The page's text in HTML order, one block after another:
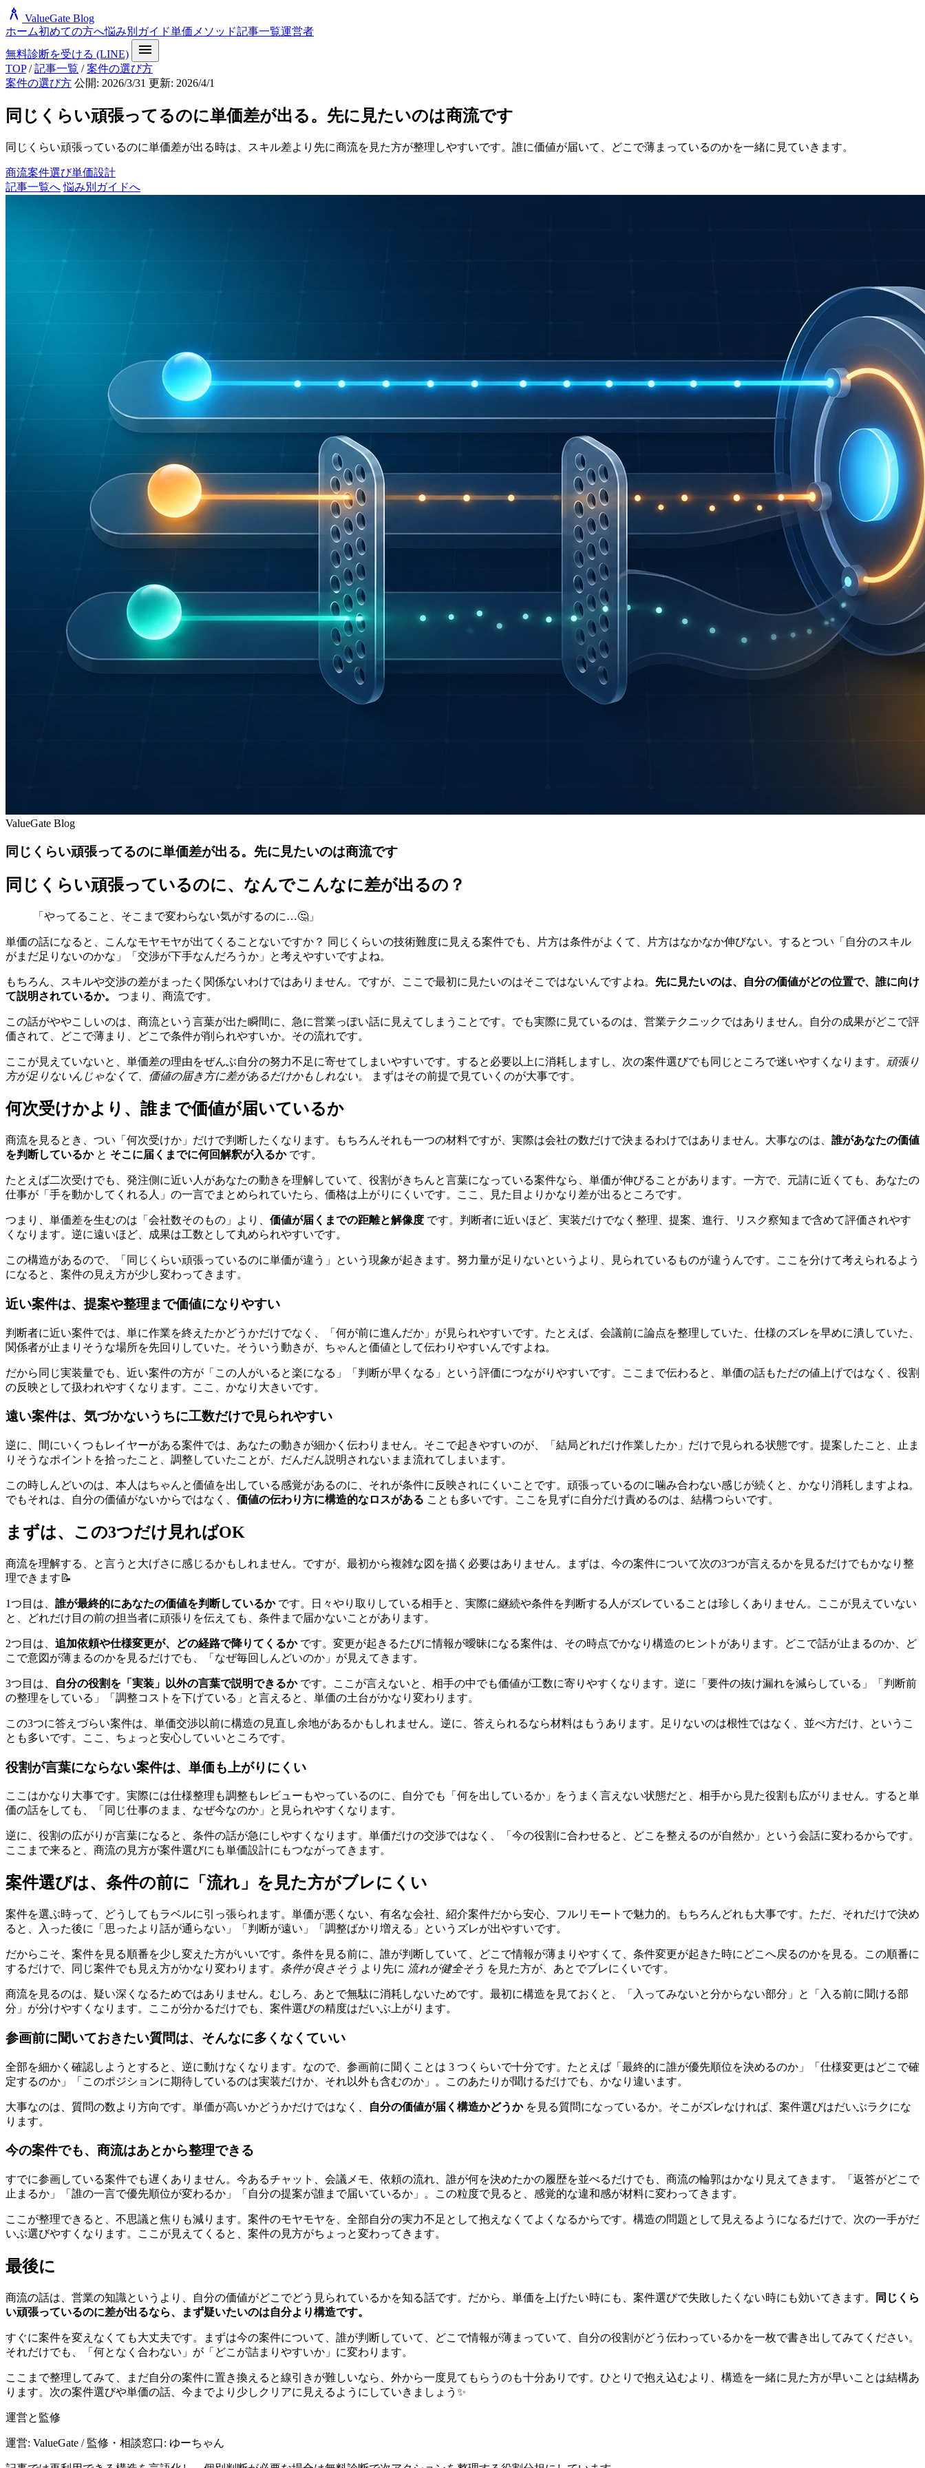
architecture ValueGate Blog
ホーム初めての方へ悩み別ガイド単価メソッド記事一覧運営者
無料診断を受ける (LINE)
menu
TOP / 記事一覧 / 案件の選び方
案件の選び方 公開: 2026/3/31 更新: 2026/4/1
同じくらい頑張ってるのに単価差が出る。先に見たいのは商流です
同じくらい頑張っているのに単価差が出る時は、スキル差より先に商流を見た方が整理しやすいです。誰に価値が届いて、どこで薄まっているのかを一緒に見ていきます。
商流案件選び単価設計
記事一覧へ 悩み別ガイドへ
ValueGate Blog
同じくらい頑張ってるのに単価差が出る。先に見たいのは商流です
同じくらい頑張っているのに、なんでこんなに差が出るの？
「やってること、そこまで変わらない気がするのに…🤔」
単価の話になると、こんなモヤモヤが出てくることないですか？ 同じくらいの技術難度に見える案件でも、片方は条件がよくて、片方はなかなか伸びない。するとつい「自分のスキル
がまだ足りないのかな」「交渉が下手なんだろうか」と考えやすいですよね。
もちろん、スキルや交渉の差がまったく関係ないわけではありません。ですが、ここで最初に見たいのはそこではないんですよね。 先に見たいのは、自分の価値がどの位置で、誰に向け
て説明されているか。
つまり、商流です。
この話がややこしいのは、商流という言葉が出た瞬間に、急に営業っぽい話に見えてしまうことです。でも実際に見ているのは、営業テクニックではありません。自分の成果がどこで評
価されて、どこで薄まり、どこで条件が削られやすいか。その流れです。
ここが見えていないと、単価差の理由をぜんぶ自分の努力不足に寄せてしまいやすいです。すると必要以上に消耗しますし、次の案件選びでも同じところで迷いやすくなります。
頑張り
方が足りないんじゃなくて、価値の届き方に差があるだけかもしれない。
まずはその前提で見ていくのが大事です。
何次受けかより、誰まで価値が届いているか
商流を見るとき、つい「何次受けか」だけで判断したくなります。もちろんそれも一つの材料ですが、実際は会社の数だけで決まるわけではありません。大事なのは、 誰があなたの価値
を判断しているかと そこに届くまでに何回解釈が入るかです。
たとえば二次受けでも、発注側に近い人があなたの動きを理解していて、役割がきちんと言葉になっている案件なら、単価が伸びることがあります。一方で、元請に近くても、あなたの
仕事が「手を動かしてくれる人」の一言でまとめられていたら、価格は上がりにくいです。ここ、見た目よりかなり差が出るところです。
つまり、単価差を生むのは「会社数そのもの」より、 価値が届くまでの距離と解像度 です。判断者に近いほど、実装だけでなく整理、提案、進行、リスク察知まで含めて評価されやす
くなります。逆に遠いほど、成果は工数として丸められやすいです。
この構造があるので、「同じくらい頑張っているのに単価が違う」という現象が起きます。努力量が足りないというより、見られているものが違うんです。ここを分けて考えられるよう
になると、案件の見え方が少し変わってきます。
近い案件は、提案や整理まで価値になりやすい
判断者に近い案件では、単に作業を終えたかどうかだけでなく、「何が前に進んだか」が見られやすいです。たとえば、会議前に論点を整理していた、仕様のズレを早めに潰していた、
関係者が止まりそうな場所を先回りしていた。そういう動きが、ちゃんと価値として伝わりやすいんですよね。
だから同じ実装量でも、近い案件の方が「この人がいると楽になる」「判断が早くなる」という評価につながりやすいです。ここまで伝わると、単価の話もただの値上げではなく、役割
の反映として扱われやすくなります。ここ、かなり大きいです。
遠い案件は、気づかないうちに工数だけで見られやすい
逆に、間にいくつもレイヤーがある案件では、あなたの動きが細かく伝わりません。そこで起きやすいのが、「結局どれだけ作業したか」だけで見られる状態です。提案したこと、止ま
りそうなポイントを拾ったこと、調整していたことが、だんだん説明されないまま流れてしまいます。
この時しんどいのは、本人はちゃんと価値を出している感覚があるのに、それが条件に反映されにくいことです。頑張っているのに噛み合わない感じが続くと、かなり消耗しますよね。
でもそれは、自分の価値がないからではなく、 価値の伝わり方に構造的なロスがある ことも多いです。ここを見ずに自分だけ責めるのは、結構つらいです。
まずは、この3つだけ見ればOK
商流を理解する、と言うと大げさに感じるかもしれません。ですが、最初から複雑な図を描く必要はありません。まずは、今の案件について次の3つが言えるかを見るだけでもかなり整
理できます📝
1つ目は、 誰が最終的にあなたの価値を判断しているかです。日々やり取りしている相手と、実際に継続や条件を判断する人がズレていることは珍しくありません。ここが見えていない
と、どれだけ目の前の担当者に頑張りを伝えても、条件まで届かないことがあります。
2つ目は、 追加依頼や仕様変更が、どの経路で降りてくるかです。変更が起きるたびに情報が曖昧になる案件は、その時点でかなり構造のヒントがあります。どこで話が止まるのか、ど
こで意図が薄まるのかを見るだけでも、「なぜ毎回しんどいのか」が見えてきます。
3つ目は、 自分の役割を「実装」以外の言葉で説明できるかです。ここが言えないと、相手の中でも価値が工数に寄りやすくなります。逆に「要件の抜け漏れを減らしている」「判断前
の整理をしている」「調整コストを下げている」と言えると、単価の土台がかなり変わります。
この3つに答えづらい案件は、単価交渉以前に構造の見直し余地があるかもしれません。逆に、答えられるなら材料はもうあります。足りないのは根性ではなく、並べ方だけ、というこ
とも多いです。ここ、ちょっと安心していいところです。
役割が言葉にならない案件は、単価も上がりにくい
ここはかなり大事です。実際には仕様整理も調整もレビューもやっているのに、自分でも「何を出しているか」をうまく言えない状態だと、相手から見た役割も広がりません。すると単
価の話をしても、「同じ仕事のまま、なぜ今なのか」と見られやすくなります。
逆に、役割の広がりが言葉になると、条件の話が急にしやすくなります。単価だけの交渉ではなく、「今の役割に合わせると、どこを整えるのが自然か」という会話に変わるからです。
ここまで来ると、商流の見方が案件選びにも単価設計にもつながってきます。
案件選びは、条件の前に「流れ」を見た方がブレにくい
案件を選ぶ時って、どうしてもラベルに引っ張られます。単価が悪くない、有名な会社、紹介案件だから安心、フルリモートで魅力的。もちろんどれも大事です。ただ、それだけで決め
ると、入った後に「思ったより話が通らない」「判断が遠い」「調整ばかり増える」というズレが出やすいです。
だからこそ、案件を見る順番を少し変えた方がいいです。条件を見る前に、誰が判断していて、どこで情報が薄まりやすくて、条件変更が起きた時にどこへ戻るのかを見る。この順番に
するだけで、同じ案件でも見え方がかなり変わります。 条件が良さそう より先に 流れが健全そう を見た方が、あとでブレにくいです。
商流を見るのは、疑い深くなるためではありません。むしろ、あとで無駄に消耗しないためです。最初に構造を見ておくと、「入ってみないと分からない部分」と「入る前に聞ける部
分」が分けやすくなります。ここが分かるだけでも、案件選びの精度はだいぶ上がります。
参画前に聞いておきたい質問は、そんなに多くなくていい
全部を細かく確認しようとすると、逆に動けなくなります。なので、参画前に聞くことは 3 つくらいで十分です。たとえば「最終的に誰が優先順位を決めるのか」「仕様変更はどこで確
定するのか」「このポジションに期待しているのは実装だけか、それ以外も含むのか」。このあたりが聞けるだけでも、かなり違います。
大事なのは、質問の数より方向です。単価が高いかどうかだけではなく、 自分の価値が届く構造かどうかを見る質問になっているか。そこがズレなければ、案件選びはだいぶラクにな
ります。
今の案件でも、商流はあとから整理できる
すでに参画している案件でも遅くありません。今あるチャット、会議メモ、依頼の流れ、誰が何を決めたかの履歴を並べるだけでも、商流の輪郭はかなり見えてきます。「返答がどこで
止まるか」「誰の一言で優先順位が変わるか」「自分の提案が誰まで届いているか」。この粒度で見ると、感覚的な違和感が材料に変わってきます。
ここが整理できると、不思議と焦りも減ります。案件のモヤモヤを、全部自分の実力不足として抱えなくてよくなるからです。構造の問題として見えるようになるだけで、次の一手がだ
いぶ選びやすくなります。ここが見えてくると、案件の見方がちょっと変わってきます。
最後に
商流の話は、営業の知識というより、自分の価値がどこでどう見られているかを知る話です。だから、単価を上げたい時にも、案件選びで失敗したくない時にも効いてきます。
同じくら
い頑張っているのに差が出るなら、まず疑いたいのは自分より構造です。
すぐに案件を変えなくても大丈夫です。まずは今の案件について、誰が判断していて、どこで情報が薄まっていて、自分の役割がどう伝わっているかを一枚で書き出してみてください。
それだけでも、「何となく合わない」が「どこが詰まりやすいか」に変わります。
ここまで整理してみて、まだ自分の案件に置き換えると線引きが難しいなら、外から一度見てもらうのも十分ありです。ひとりで抱え込むより、構造を一緒に見た方が早いことは結構あ
ります。次の案件選びや単価の話、今までより少しクリアに見えるようにしていきましょう✨
運営と監修
運営: ValueGate / 監修・相談窓口: ゆーちゃん